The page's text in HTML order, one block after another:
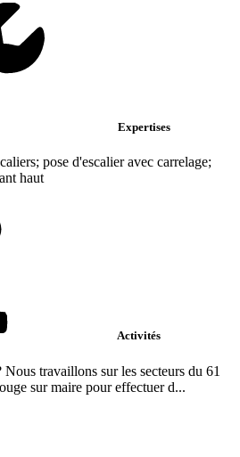
Expertises
pose d'escalier avec carrelage;
haut
Activités
travaillons sur les secteurs du 61
sur maire pour effectuer d...